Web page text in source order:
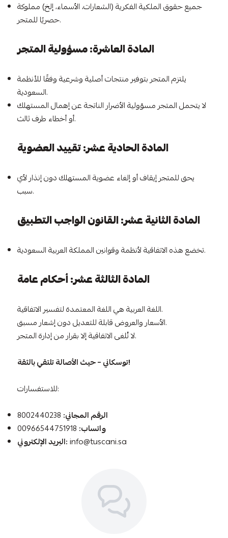
جميع حقوق الملكية الفكرية (الشعارات، الأسماء، إلخ) مملوكة
حصريًا للمتجر.
المادة العاشرة: مسؤولية المتجر
يلتزم المتجر بتوفير منتجات أصلية وشرعية وفقًا للأنظمة
السعودية.
لا يتحمل المتجر مسؤولية الأضرار الناتجة عن إهمال المستهلك
أو أخطاء طرف ثالث.
المادة الحادية عشر: تقييد العضوية
يحق للمتجر إيقاف أو إلغاء عضوية المستهلك دون إنذار لأي
سبب.
المادة الثانية عشر: القانون الواجب التطبيق
تخضع هذه الاتفاقية لأنظمة وقوانين المملكة العربية السعودية.
المادة الثالثة عشر: أحكام عامة
اللغة العربية هي اللغة المعتمدة لتفسير الاتفاقية.
الأسعار والعروض قابلة للتعديل دون إشعار مسبق.
لا تُلغى الاتفاقية إلا بقرار من إدارة المتجر.
توسكاني – حيث الأصالة تلتقي بالثقة!
للاستفسارات:
الرقم المجاني:
واتساب:
البريد الإلكتروني:info@tuscani.sa